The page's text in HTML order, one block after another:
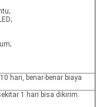
hari, benar-benar biaya
1 hari bisa dikirim.